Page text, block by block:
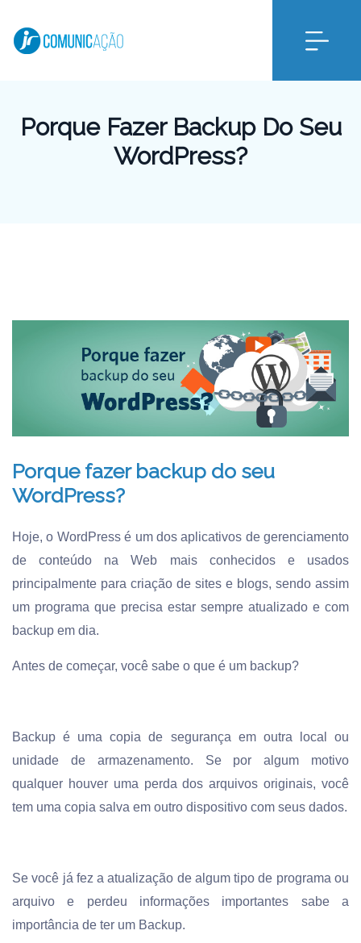
Porque Fazer Backup Do Seu
WordPress?
Porque fazer backup do seu
WordPress?
Hoje, o WordPress é um dos aplicativos de gerenciamento
de conteúdo na Web mais conhecidos e usados
principalmente para criação de sites e blogs, sendo assim
um programa que precisa estar sempre atualizado e com
backup em dia.
Antes de começar, você sabe o que é um backup?
Backup é uma copia de segurança em outra local ou
unidade de armazenamento. Se por algum motivo
qualquer houver uma perda dos arquivos originais, você
tem uma copia salva em outro dispositivo com seus dados.
Se você já fez a atualização de algum tipo de programa ou
arquivo e perdeu informações importantes sabe a
importância de ter um Backup.